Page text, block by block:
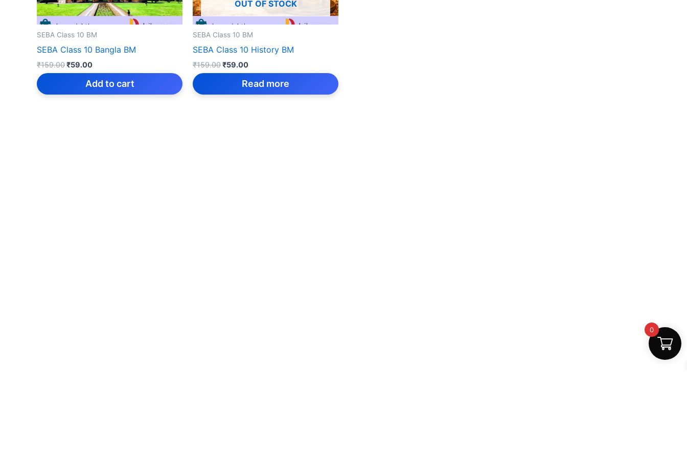
SEBA Class 10 BM
SEBA Class 10 Bangla BM
₹159.00Original
price
₹59.00Current
price
is:
Add to cart
OUT OF STOCK
SEBA Class 10 BM
SEBA Class 10 History BM
₹159.00Original
price
₹59.00Current
price
is:
Read more
0